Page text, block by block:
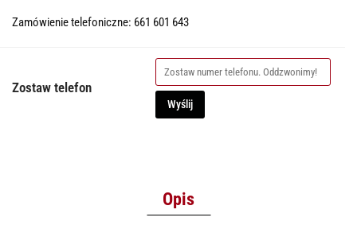
Zamówienie telefoniczne: 661 601 643
Zostaw telefon
Wyślij
Opis